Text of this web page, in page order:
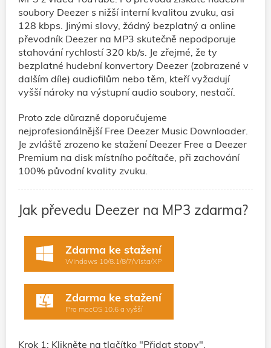
soubory Deezer s nižší interní kvalitou zvuku, asi
128 kbps. Jinými slovy, žádný bezplatný a online
převodník Deezer na MP3 skutečně nepodporuje
stahování rychlostí 320 kb/s. Je zřejmé, že ty
bezplatné hudební konvertory Deezer (zobrazené v
dalším díle) audiofilům nebo těm, kteří vyžadují
vyšší nároky na výstupní audio soubory, nestačí.
Proto zde důrazně doporučujeme
nejprofesionálnější Free Deezer Music Downloader.
Je zvláště zrozeno ke stažení Deezer Free a Deezer
Premium na disk místního počítače, při zachování
100% původní kvality zvuku.
Jak převedu Deezer na MP3 zdarma?
Zdarma ke stažení
Windows 10/8.1/8/7/Vista/XP
Zdarma ke stažení
Pro macOS 10.6 a vyšší
Krok 1: Klikněte na tlačítko "Přidat stopy".